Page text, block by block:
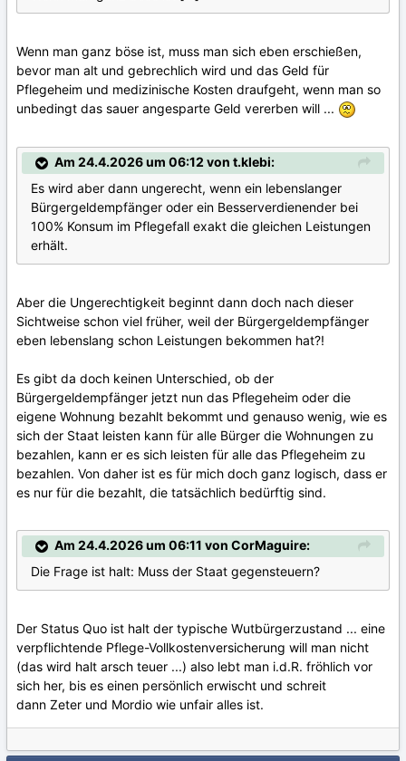
Wenn man ganz böse ist, muss man sich eben erschießen,
bevor man alt und gebrechlich wird und das Geld für
Pflegeheim und medizinische Kosten draufgeht, wenn man so
unbedingt das sauer angesparte Geld vererben will ...
Am 24.4.2026 um 06:12 von t.klebi:
Es wird aber dann ungerecht, wenn ein lebenslanger
Bürgergeldempfänger oder ein Besserverdienender bei
100% Konsum im Pflegefall exakt die gleichen Leistungen
erhält.
Aber die Ungerechtigkeit beginnt dann doch nach dieser
Sichtweise schon viel früher, weil der Bürgergeldempfänger
eben lebenslang schon Leistungen bekommen hat?!
Es gibt da doch keinen Unterschied, ob der
Bürgergeldempfänger jetzt nun das Pflegeheim oder die
eigene Wohnung bezahlt bekommt und genauso wenig, wie es
sich der Staat leisten kann für alle Bürger die Wohnungen zu
bezahlen, kann er es sich leisten für alle das Pflegeheim zu
bezahlen. Von daher ist es für mich doch ganz logisch, dass er
es nur für die bezahlt, die tatsächlich bedürftig sind.
Am 24.4.2026 um 06:11 von CorMaguire:
Die Frage ist halt: Muss der Staat gegensteuern?
Der Status Quo ist halt der typische Wutbürgerzustand ... eine
verpflichtende Pflege-Vollkostenversicherung will man nicht
(das wird halt arsch teuer ...) also lebt man i.d.R. fröhlich vor
sich her, bis es einen persönlich erwischt und schreit
dann Zeter und Mordio wie unfair alles ist.